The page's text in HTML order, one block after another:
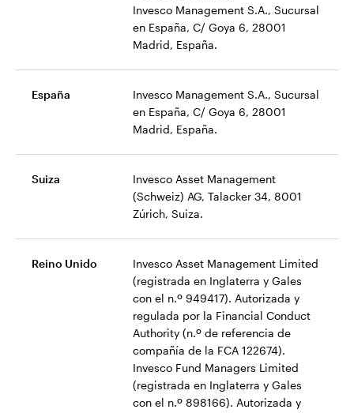
Invesco Management S.A., Sucursal
en España, C/ Goya 6, 28001
Madrid, España.
España
Invesco Management S.A., Sucursal
en España, C/ Goya 6, 28001
Madrid, España.
Suiza
Invesco Asset Management
(Schweiz) AG, Talacker 34, 8001
Zúrich, Suiza.
Reino Unido
Invesco Asset Management Limited
(registrada en Inglaterra y Gales
con el n.º 949417). Autorizada y
regulada por la Financial Conduct
Authority (n.º de referencia de
compañía de la FCA 122674).
Invesco Fund Managers Limited
(registrada en Inglaterra y Gales
con el n.º 898166). Autorizada y